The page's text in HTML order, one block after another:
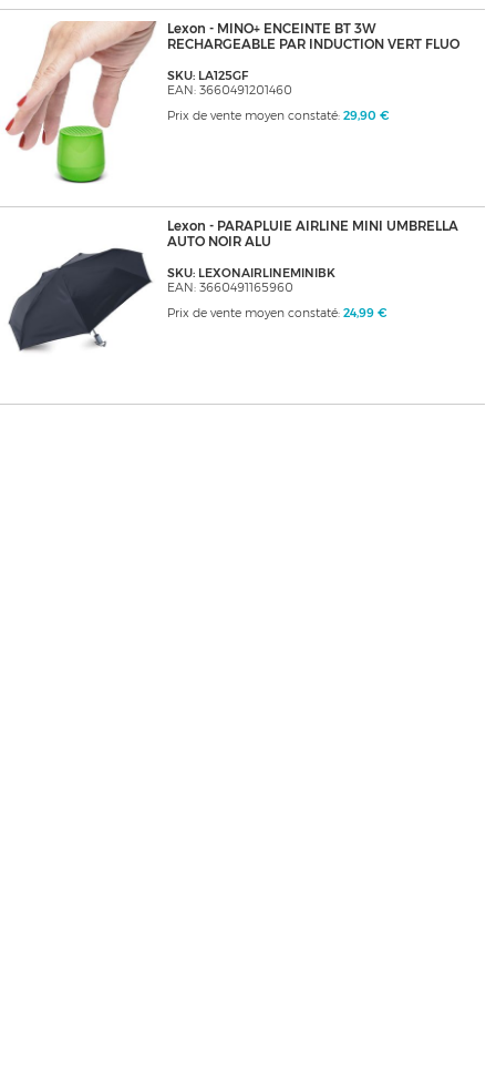
Lexon - MINO+ ENCEINTE BT 3W
RECHARGEABLE PAR INDUCTION VERT FLUO
SKU: LA125GF
EAN: 3660491201460
Prix de vente moyen constaté: 29,90 €
Lexon - PARAPLUIE AIRLINE MINI UMBRELLA
AUTO NOIR ALU
SKU: LEXONAIRLINEMINIBK
EAN: 3660491165960
Prix de vente moyen constaté: 24,99 €